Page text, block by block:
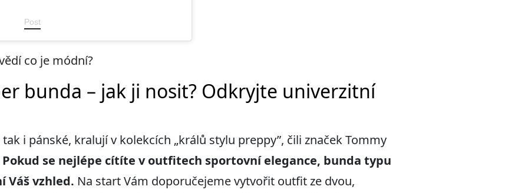
Post
co je módní?
bunda – jak ji nosit? Odkryjte univerzitní
i pánské, kralují v kolekcích „králů stylu preppy”, čili značek Tommy
Pokud se nejlépe cítíte v outfitech sportovní elegance, bunda typu
Váš vzhled. Na start Vám doporučejeme vytvořit outfit ze dvou,